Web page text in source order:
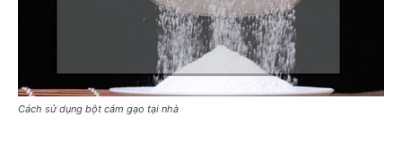
Cách sử dụng bột cám gạo tại nhà